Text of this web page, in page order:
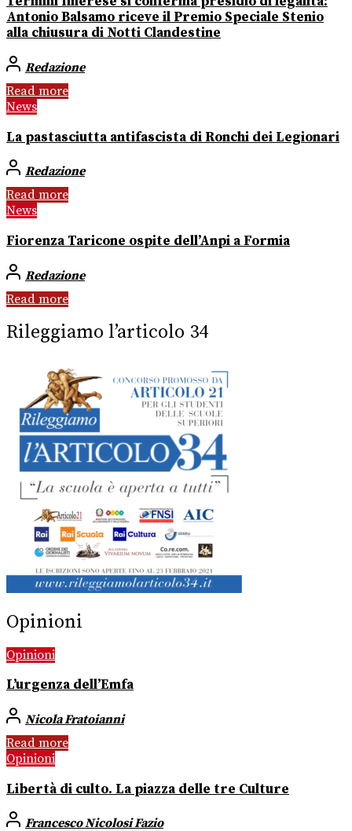
Antonio Balsamo riceve il Premio Speciale Stenio
alla chiusura di Notti Clandestine
Redazione
Read more
News
La pastasciutta antifascista di Ronchi dei Legionari
Redazione
Read more
News
Fiorenza Taricone ospite dell’Anpi a Formia
Redazione
Read more
Rileggiamo l’articolo 34
Opinioni
Opinioni
L’urgenza dell’Emfa
Nicola Fratoianni
Read more
Opinioni
Libertà di culto. La piazza delle tre Culture
Francesco Nicolosi Fazio